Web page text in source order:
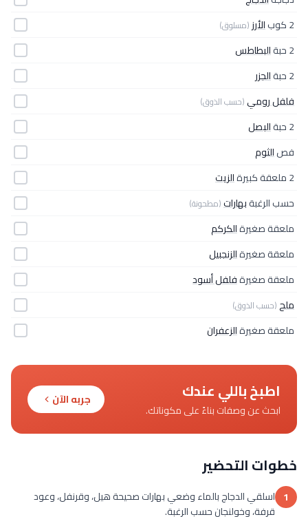
2 كوب
الأرز (مسلوق)
2 حبة
البطاطس
2 حبة
الجزر
فلفل رومي (حسب الذوق)
2 حبة
البصل
فصالثوم
2 ملعقة كبيرة
الزيت
حسب الرغبةبهارات(مطحونة)
ملعقة صغيرةالكركم
ملعقة صغيرةالزنجبيل
ملعقة صغيرةفلفل أسود
ملح(حسب الذوق)
ملعقة صغيرةالزعفران
اطبخ باللي عندك
ابحث عن وصفات بناءً على مكوناتك.
جربه الآن
خطوات التحضير
1 اسلقي الدجاج بالماء وضعي بهارات صحيحة هيل، وقرنفل، وعود
قرفة، وخولنجان حسب الرغبة.